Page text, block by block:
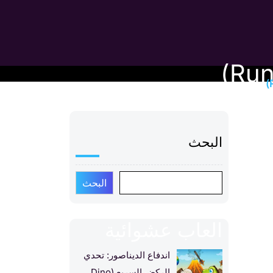
البحث
البحث
اندفاع الديناصور: تحدي